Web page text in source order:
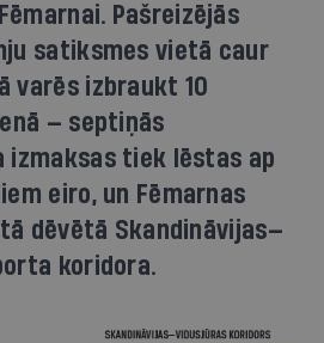
Pašreizējās
satiksmes vietā caur
varēs izbraukt 10
— septiņās
izmaksas tiek lēstas ap
eiro, un Fēmarnas
dēvētā Skandināvijas—
koridora.